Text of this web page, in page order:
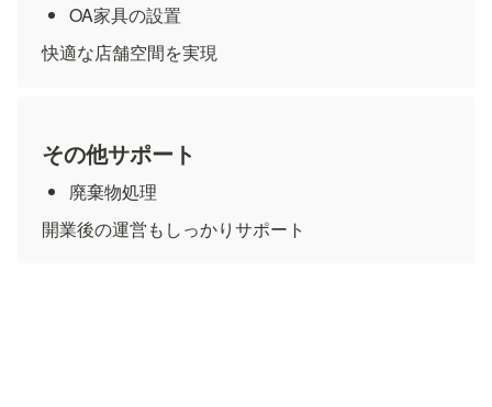
OA家具の設置
快適な店舗空間を実現
その他サポート
廃棄物処理
開業後の運営もしっかりサポート